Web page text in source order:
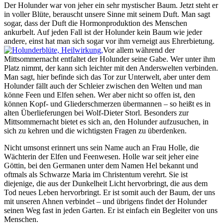
Der Holunder war von jeher ein sehr mystischer Baum. Jetzt steht er
in voller Blüte, berauscht unsere Sinne mit seinem Duft. Man sagt
sogar, dass der Duft die Hormonproduktion des Menschen
ankurbelt. Auf jeden Fall ist der Holunder kein Baum wie jeder
andere, einst hat man sich sogar vor ihm verneigt aus Ehrerbietung.
Vor allem während der
Mittsommernacht entfaltet der Holunder seine Gabe. Wer unter ihm
Platz nimmt, der kann sich leichter mit den Anderswelten verbinden.
Man sagt, hier befinde sich das Tor zur Unterwelt, aber unter dem
Holunder fällt auch der Schleier zwischen den Welten und man
könne Feen und Elfen sehen. Wer aber nicht so offen ist, den
können Kopf- und Gliederschmerzen übermannen – so heißt es in
alten Überlieferungen bei Wolf-Dieter Storl. Besonders zur
Mittsommernacht bietet es sich an, den Holunder aufzusuchen, in
sich zu kehren und die wichtigsten Fragen zu überdenken.
Nicht umsonst erinnert uns sein Name auch an Frau Holle, die
Wächterin der Elfen und Feenwesen. Holle war seit jeher eine
Göttin, bei den Germanen unter dem Namen Hel bekannt und
oftmals als Schwarze Maria im Christentum verehrt. Sie ist
diejenige, die aus der Dunkelheit Licht hervorbringt, die aus dem
Tod neues Leben hervorbringt. Er ist somit auch der Baum, der uns
mit unseren Ahnen verbindet – und übrigens findet der Holunder
seinen Weg fast in jeden Garten. Er ist einfach ein Begleiter von uns
Menschen.